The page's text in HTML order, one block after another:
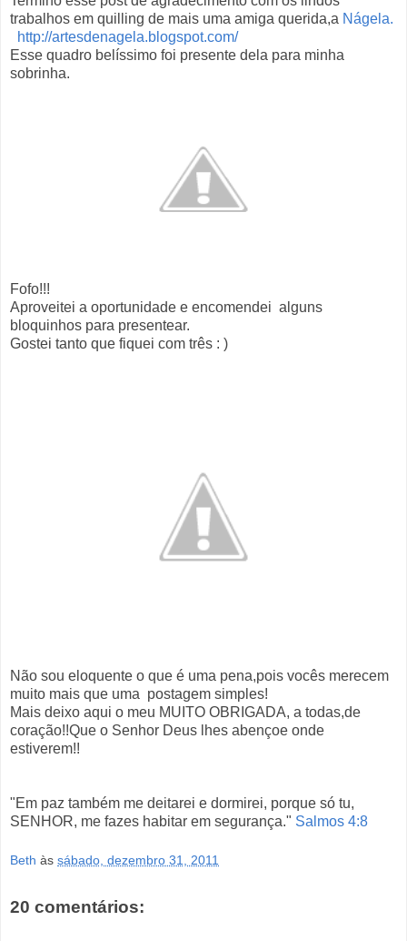
trabalhos em quilling de mais uma amiga querida,a Nágela.
http://artesdenagela.blogspot.com/
Esse quadro belíssimo foi presente dela para minha
sobrinha.
Fofo!!!
Aproveitei a oportunidade e encomendei alguns
bloquinhos para presentear.
Gostei tanto que fiquei com três : )
Não sou eloquente o que é uma pena,pois vocês merecem
muito mais que uma postagem simples!
Mais deixo aqui o meu MUITO OBRIGADA, a todas,de
coração!!Que o Senhor Deus lhes abençoe onde
estiverem!!
"Em paz também me deitarei e dormirei, porque só tu,
SENHOR, me fazes habitar em segurança." Salmos 4:8
Beth às sábado, dezembro 31, 2011
20 comentários: